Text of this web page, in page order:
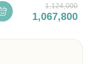
1,124,000
1,067,800